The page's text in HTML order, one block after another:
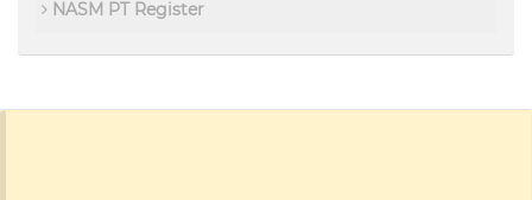
NASM PT Register